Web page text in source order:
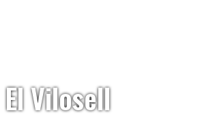
El Vilosell